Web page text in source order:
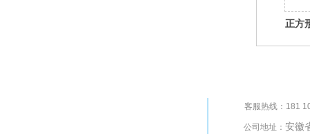
正方
客服热线：181
公司地址： 安徽